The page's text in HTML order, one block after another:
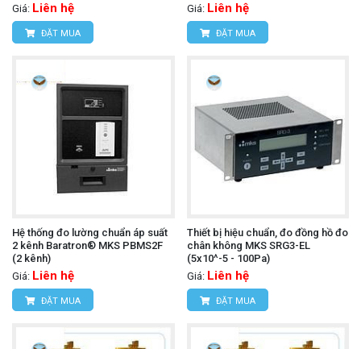
Giá: Liên hệ
ĐẶT MUA
Giá: Liên hệ
ĐẶT MUA
Hệ thống đo lường chuẩn áp suất
2 kênh Baratron® MKS PBMS2F
(2 kênh)
Giá: Liên hệ
ĐẶT MUA
Thiết bị hiệu chuẩn, đo đồng hồ đo
chân không MKS SRG3-EL
(5x10^-5 - 100Pa)
Giá: Liên hệ
ĐẶT MUA